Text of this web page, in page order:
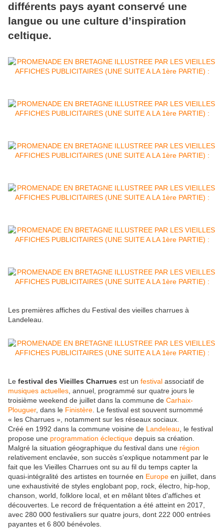
différents pays ayant conservé une
langue ou une culture d’inspiration
celtique.
Les premières affiches du Festival des vieilles charrues à
Landeleau.
Le festival des Vieilles Charrues est un festival associatif de
musiques actuelles, annuel, programmé sur quatre jours le
troisième weekend de juillet dans la commune de Carhaix-
Plouguer, dans le Finistère. Le festival est souvent surnommé
« les Charrues », notamment sur les réseaux sociaux.
Créé en 1992 dans la commune voisine de Landeleau, le festival
propose une programmation éclectique depuis sa création.
Malgré la situation géographique du festival dans une région
relativement enclavée, son succès s'explique notamment par le
fait que les Vieilles Charrues ont su au fil du temps capter la
quasi-intégralité des artistes en tournée en Europe en juillet, dans
une exhaustivité de styles englobant pop, rock, électro, hip-hop,
chanson, world, folklore local, et en mêlant têtes d'affiches et
découvertes. Le record de fréquentation a été atteint en 2017,
avec 280 000 festivaliers sur quatre jours, dont 222 000 entrées
payantes et 6 800 bénévoles.